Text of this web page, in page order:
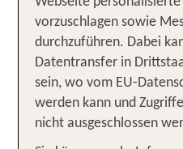
Badefreuden am
Besichtigungen
und so ein rundum
genießen.
beispielsweise in den
umliegenden Inseln
das gelungene
vorzuschlagen sowie
durchzuführen. Dabei
Datentransfer in
sein, wo vom EU-
werden kann und
nicht ausgeschlossen